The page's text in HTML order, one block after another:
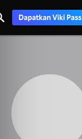
Dapatkan Viki Pass